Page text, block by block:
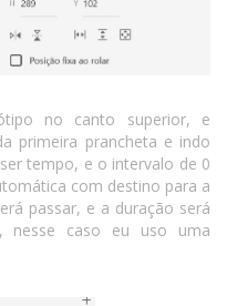
no canto superior, e
primeira prancheta e indo
tempo, e o intervalo de 0
com destino para a
passar, e a duração será
nesse caso eu uso uma